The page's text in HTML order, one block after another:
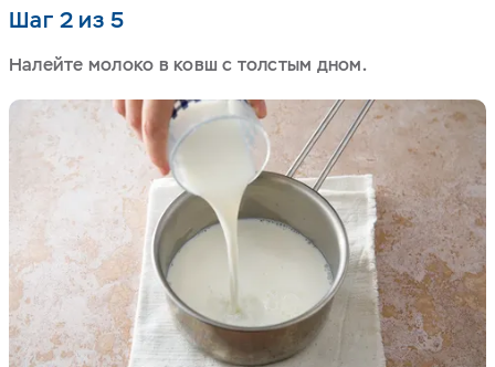
Шаг 2 из 5
Налейте молоко в ковш с толстым дном.